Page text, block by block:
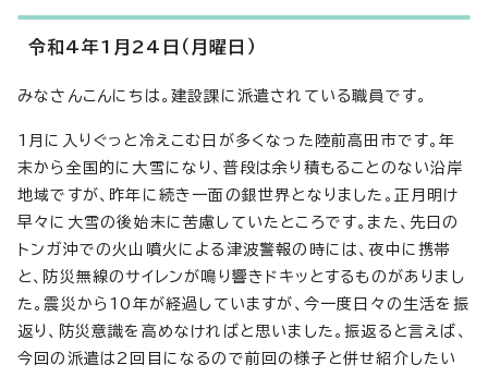
令和4年1月24日（月曜日）
みなさんこんにちは。建設課に派遣されている職員です。
1月に入りぐっと冷えこむ日が多くなった陸前高田市です。年
末から全国的に大雪になり、普段は余り積もることのない沿岸
地域ですが、昨年に続き一面の銀世界となりました。正月明け
早々に大雪の後始末に苦慮していたところです。また、先日の
トンガ沖での火山噴火による津波警報の時には、夜中に携帯
と、防災無線のサイレンが鳴り響きドキッとするものがありまし
た。震災から10年が経過していますが、今一度日々の生活を振
返り、防災意識を高めなければと思いました。振返ると言えば、
今回の派遣は2回目になるので前回の様子と併せ紹介したい